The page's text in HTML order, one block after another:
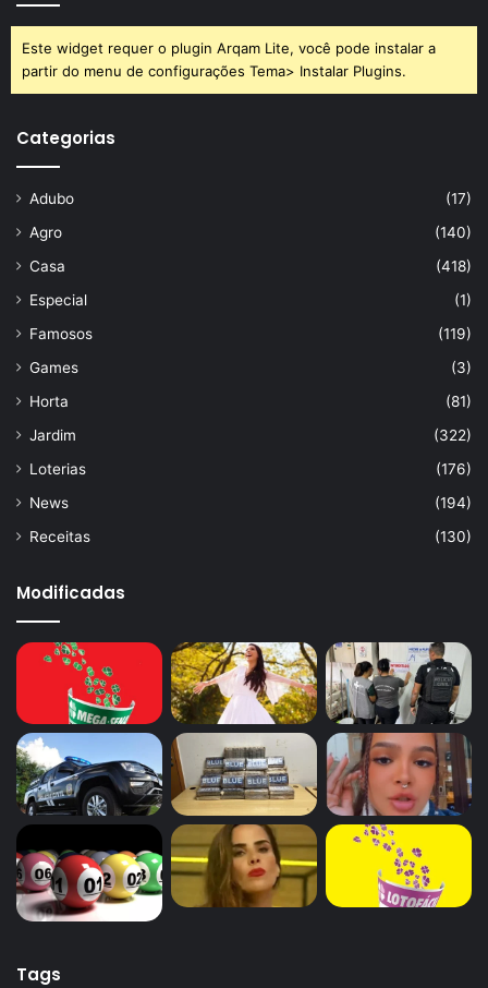
Este widget requer o plugin Arqam Lite, você pode instalar a
partir do menu de configurações Tema> Instalar Plugins.
Categorias
Adubo
(17)
Agro
(140)
Casa
(418)
Especial
(1)
Famosos
(119)
Games
(3)
Horta
(81)
Jardim
(322)
Loterias
(176)
News
(194)
Receitas
(130)
Modificadas
Tags